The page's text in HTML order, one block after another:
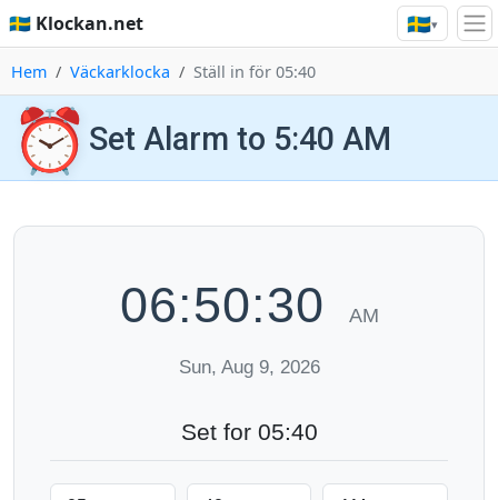
🇸🇪 Klockan.net 🇸🇪▾
Hem Väckarklocka Ställ in för 05:40
⏰ Set Alarm to 5:40 AM
06:50:30 AM
Sun, Aug 9, 2026
Set for 05:40